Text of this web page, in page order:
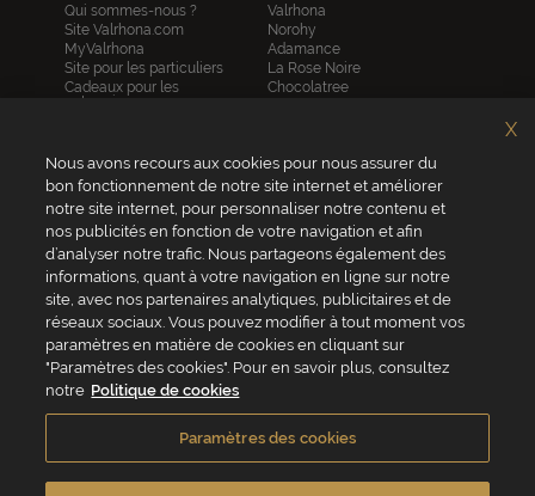
Qui sommes-nous ?
Site Valrhona.com
MyValrhona
Site pour les particuliers
Cadeaux pour les
entreprises
Contactez-nous
Valrhona
Norohy
Adamance
La Rose Noire
Chocolatree
Republica del cacao
Service client
04 75 07 51 51
Du lundi au jeudi : 8h - 18h
Le vendredi : 8h - 17h
VALRHONA FRANCE - ZA Les Fleurons - 315 Allée des Bergerons -
Conditions générales de vente Politique de cookies Vie privée
Nous avons recours aux cookies pour nous assurer du
bon fonctionnement de notre site internet et améliorer
notre site internet, pour personnaliser notre contenu et
nos publicités en fonction de votre navigation et afin
d’analyser notre trafic. Nous partageons également des
informations, quant à votre navigation en ligne sur notre
site, avec nos partenaires analytiques, publicitaires et de
réseaux sociaux. Vous pouvez modifier à tout moment vos
paramètres en matière de cookies en cliquant sur
"Paramètres des cookies". Pour en savoir plus, consultez
notre Politique de cookies
Paramètres des cookies
X